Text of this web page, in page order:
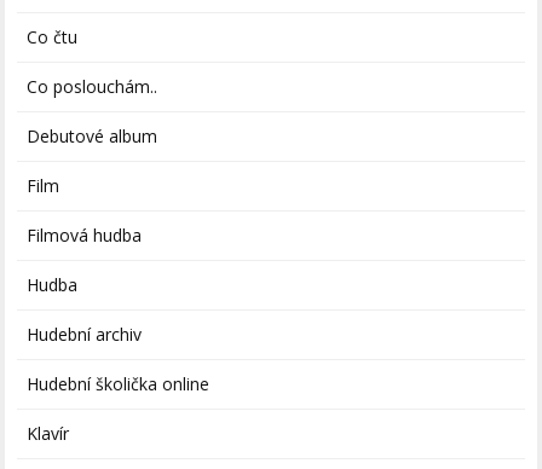
Co čtu
Co poslouchám..
Debutové album
Film
Filmová hudba
Hudba
Hudební archiv
Hudební školička online
Klavír